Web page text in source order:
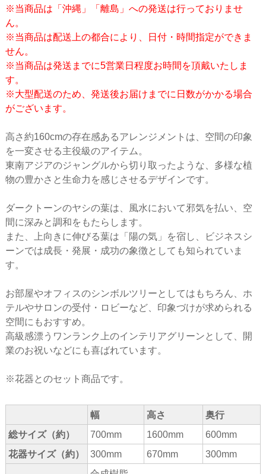
※当商品は「沖縄」「離島」への発送は行っておりませ
ん。
※当商品は配送上の都合により、日付・時間指定ができま
せん。
※当商品は発送までに5営業日程度お時間を頂戴いたしま
す。
※大型配送のため、発送後お届けまでに日数がかかる場合
がございます。
高さ約160cmの存在感あるアレンジメントは、空間の印象
を一変させる主役級のアイテム。
東南アジアのジャングルから切り取ったような、多様な植
物の豊かさと生命力を感じさせるデザインです。
ダークトーンのヤシの葉は、風水において邪気を払い、空
間に深みと調和をもたらします。
また、上向きに伸びる葉は「陽の気」を宿し、ビジネスシ
ーンでは成長・発展・成功の象徴としても知られていま
す。
お部屋やオフィスのシンボルツリーとしてはもちろん、ホ
テルやサロンの受付・ロビーなど、印象づけが求められる
空間にもおすすめ。
高級感漂うワンランク上のインテリアグリーンとして、開
業のお祝いなどにも喜ばれています。
※花器とのセット商品です。
幅 高さ
奥行
総サイズ（約）
700mm 1600mm
600mm
花器サイズ（約）
300mm 670mm
300mm